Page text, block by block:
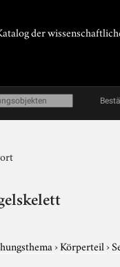
der
›Körperteil›